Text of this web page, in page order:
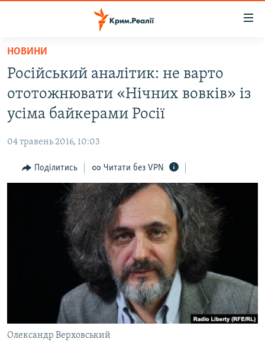
Перейти
основного
матеріалу
Перейти
до
основної
навігації
Перейти
до
ВІДЕО ТА ФОТО
БЛОГИ
ПОГЛЯД
ВСЕ ЗА ДЕНЬ
СПЕЦПРОЕКТИ
ВІДЕОУРОКИ «ELIFBE»
СВІДЧЕННЯ ОКУПАЦІЇ
УКРАЇНСЬКА ПРОБЛЕМА КРИМУ
ІНФОГРАФІКА
ЯК ОБІЙТИ БЛОКУВАННЯ
ДОЛУЧАЙСЯ!
НОВИНИ
Російський аналітик: не варто
ототожнювати «Нічних вовків» із
усіма байкерами Росії
04 травень 2016, 10:03
Поділитись Читати без VPN
Олександр Верховський